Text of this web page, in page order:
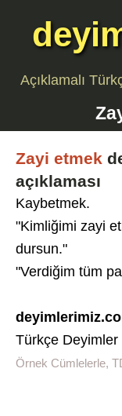
Açıklamalı
Zayi etmek
açıklaması
Kaybetmek.
"Kimliğimi zayi
dursun."
"Verdiğim tüm
Türkçe Deyimler
Örnek Cümlelerle,